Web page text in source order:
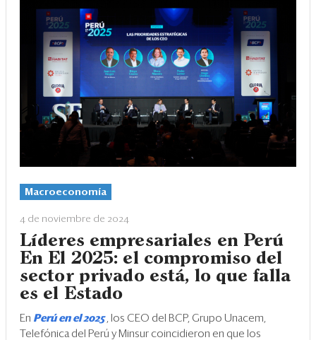
Macroeconomía
4 de noviembre de 2024
Líderes empresariales en Perú
En El 2025: el compromiso del
sector privado está, lo que falla
es el Estado
En Perú en el 2025 , los CEO del BCP, Grupo Unacem,
Telefónica del Perú y Minsur coincidieron en que los